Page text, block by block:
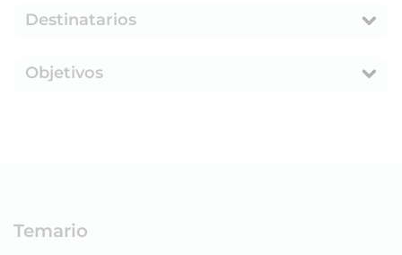
Destinatarios
Objetivos
Temario